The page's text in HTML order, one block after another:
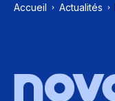
Accueil Actualités